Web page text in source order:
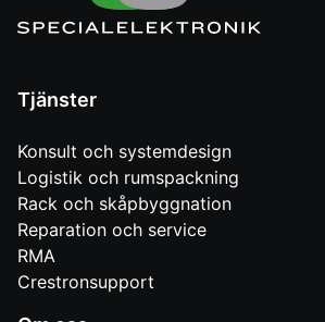
Tjänster
Konsult och systemdesign
Logistik och rumspackning
Rack och skåpbyggnation
Reparation och service
RMA
Crestronsupport